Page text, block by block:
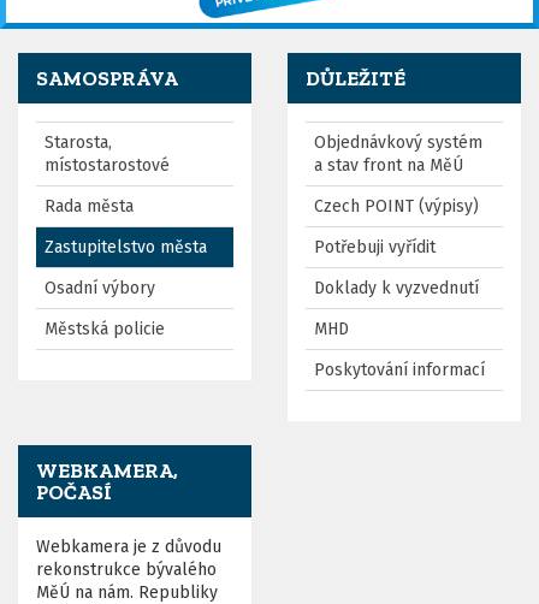
SAMOSPRÁVA
Starosta,
místostarostové
Rada města
Zastupitelstvo města
Osadní výbory
Městská policie
DŮLEŽITÉ
Objednávkový systém
a stav front na MěÚ
Czech POINT (výpisy)
Potřebuji vyřídit
Doklady k vyzvednutí
MHD
Poskytování informací
WEBKAMERA,
POČASÍ
Webkamera je z důvodu
rekonstrukce bývalého
MěÚ na nám. Republiky